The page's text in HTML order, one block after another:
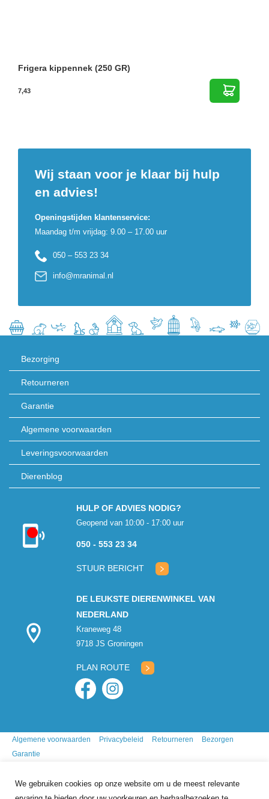
We gebruiken cookies op onze website om u de meest relevante
Frigera kippennek (250 GR)
7,43
Wij staan voor je klaar bij hulp
en advies!
Openingstijden klantenservice:
Maandag t/m vrijdag: 9.00 – 17.00 uur
050 – 553 23 34
info@mranimal.nl
Bezorging
Retourneren
Garantie
Algemene voorwaarden
Leveringsvoorwaarden
Dierenblog
Kon niet
verbinden met
HULP OF ADVIES NODIG?
Geopend van 10:00 - 17:00 uur
050 - 553 23 34
STUUR BERICHT
DE LEUKSTE DIERENWINKEL VAN
NEDERLAND
Kraneweg 48
9718 JS Groningen
PLAN ROUTE
Algemene voorwaarden Privacybeleid Retourneren
Bezorgen
Garantie